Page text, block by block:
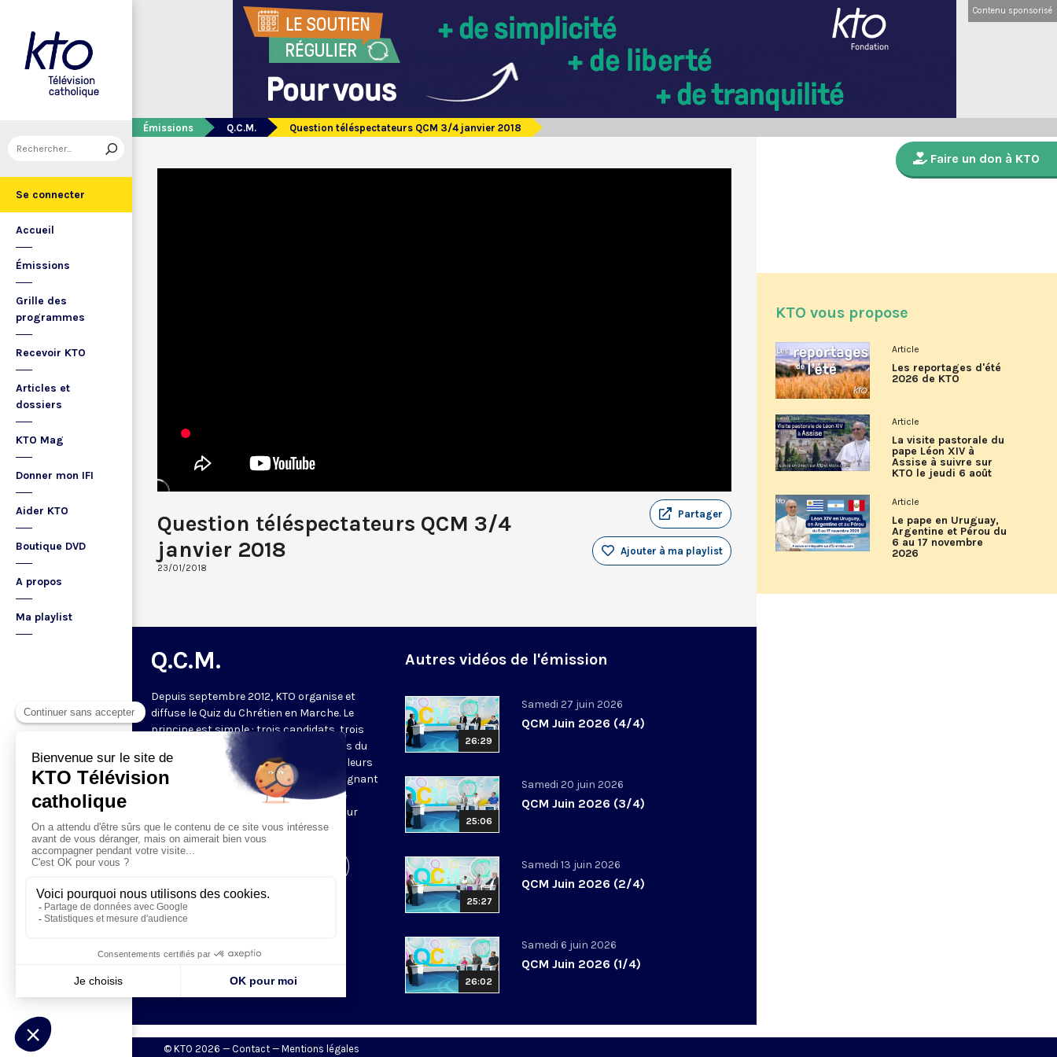
Se connecter
Accueil
Émissions
Grille des
programmes
Recevoir KTO
Articles et
dossiers
KTO Mag
Donner mon IFI
Aider KTO
Boutique DVD
A propos
Ma playlist
Contenu sponsorisé
Émissions Q.C.M. Question téléspectateurs QCM 3/4 janvier 2018
Question téléspectateurs QCM 3/4
janvier 2018
23/01/2018
Partager
Ajouter à ma playlist
Q.C.M.
Depuis septembre 2012, KTO organise et
diffuse le Quiz du Chrétien en Marche. Le
principe est simple : trois candidats, trois
manches. Les deux premières manches du
jeu permettent de choisir les deux meilleurs
candidats pour la manche finale. Le gagnant
de l'émission revient à la fin du mois se
confronter à deux autres gagnants pour
tenter de gagner le lot majeur.
Autres vidéos de l'émission
26:29
Samedi 27 juin 2026
QCM Juin 2026 (4/4)
25:06
Samedi 20 juin 2026
QCM Juin 2026 (3/4)
25:27
Samedi 13 juin 2026
QCM Juin 2026 (2/4)
26:02
Samedi 6 juin 2026
QCM Juin 2026 (1/4)
Faire un don à KTO
KTO vous propose
Article
Les reportages d'été
2026 de KTO
Article
La visite pastorale du
pape Léon XIV à
Assise à suivre sur
KTO le jeudi 6 août
Article
Le pape en Uruguay,
Argentine et Pérou du
6 au 17 novembre
2026
© KTO 2026 — Contact — Mentions légales